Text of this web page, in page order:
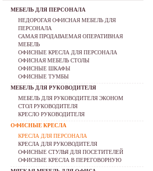
МЕБЕЛЬ ДЛЯ ПЕРСОНАЛА
НЕДОРОГАЯ ОФИСНАЯ МЕБЕЛЬ ДЛЯ
ПЕРСОНАЛА
САМАЯ ПРОДАВАЕМАЯ ОПЕРАТИВНАЯ
МЕБЕЛЬ
ОФИСНЫЕ КРЕСЛА ДЛЯ ПЕРСОНАЛА
ОФИСНАЯ МЕБЕЛЬ СТОЛЫ
ОФИСНЫЕ ШКАФЫ
ОФИСНЫЕ ТУМБЫ
МЕБЕЛЬ ДЛЯ РУКОВОДИТЕЛЯ
МЕБЕЛЬ ДЛЯ РУКОВОДИТЕЛЯ ЭКОНОМ
СТОЛ РУКОВОДИТЕЛЯ
КРЕСЛО РУКОВОДИТЕЛЯ
ОФИСНЫЕ КРЕСЛА
КРЕСЛА ДЛЯ ПЕРСОНАЛА
КРЕСЛА ДЛЯ РУКОВОДИТЕЛЯ
ОФИСНЫЕ СТУЛЬЯ ДЛЯ ПОСЕТИТЕЛЕЙ
ОФИСНЫЕ КРЕСЛА В ПЕРЕГОВОРНУЮ